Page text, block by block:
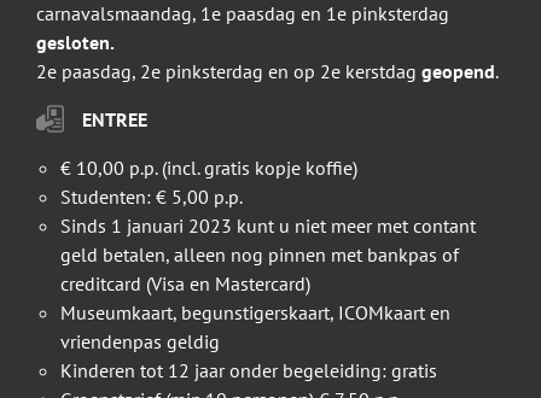
carnavalsmaandag, 1e paasdag en 1e pinksterdag
gesloten.
2e paasdag, 2e pinksterdag en op 2e kerstdag geopend.
ENTREE
€ 10,00 p.p. (incl. gratis kopje koffie)
Studenten: € 5,00 p.p.
Sinds 1 januari 2023 kunt u niet meer met contant
geld betalen, alleen nog pinnen met bankpas of
creditcard (Visa en Mastercard)
Museumkaart, begunstigerskaart, ICOMkaart en
vriendenpas geldig
Kinderen tot 12 jaar onder begeleiding: gratis